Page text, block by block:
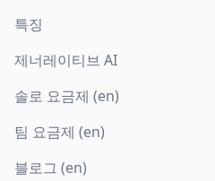
특징
제너레이티브 AI
솔로 요금제 (en)
팀 요금제 (en)
블로그 (en)